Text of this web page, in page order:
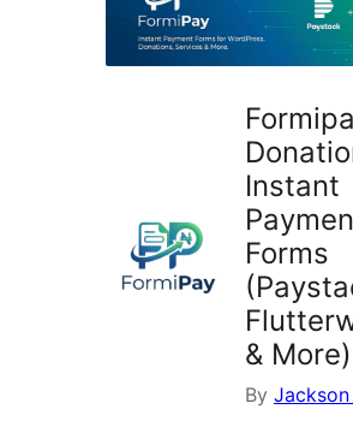
Instant
Forms
& More)
By